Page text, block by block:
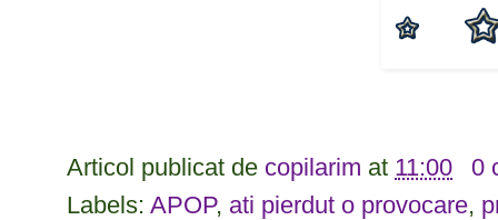
Articol publicat de copilarim at 11:00
0
Labels: APOP, ati pierdut o provocare,